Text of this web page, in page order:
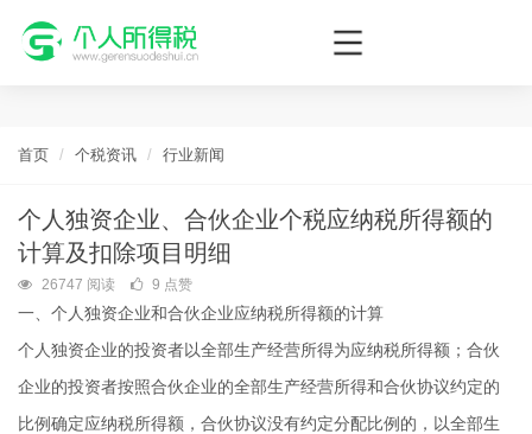
个人所得税网，最新个税资讯平台，您的个税管理专家！
首页 个税资讯 行业新闻
个人独资企业、合伙企业个税应纳税所得额的
计算及扣除项目明细
26747 阅读 9 点赞
一、个人独资企业和合伙企业应纳税所得额的计算
个人独资企业的投资者以全部生产经营所得为应纳税所得额；合伙
企业的投资者按照合伙企业的全部生产经营所得和合伙协议约定的
比例确定应纳税所得额，合伙协议没有约定分配比例的，以全部生